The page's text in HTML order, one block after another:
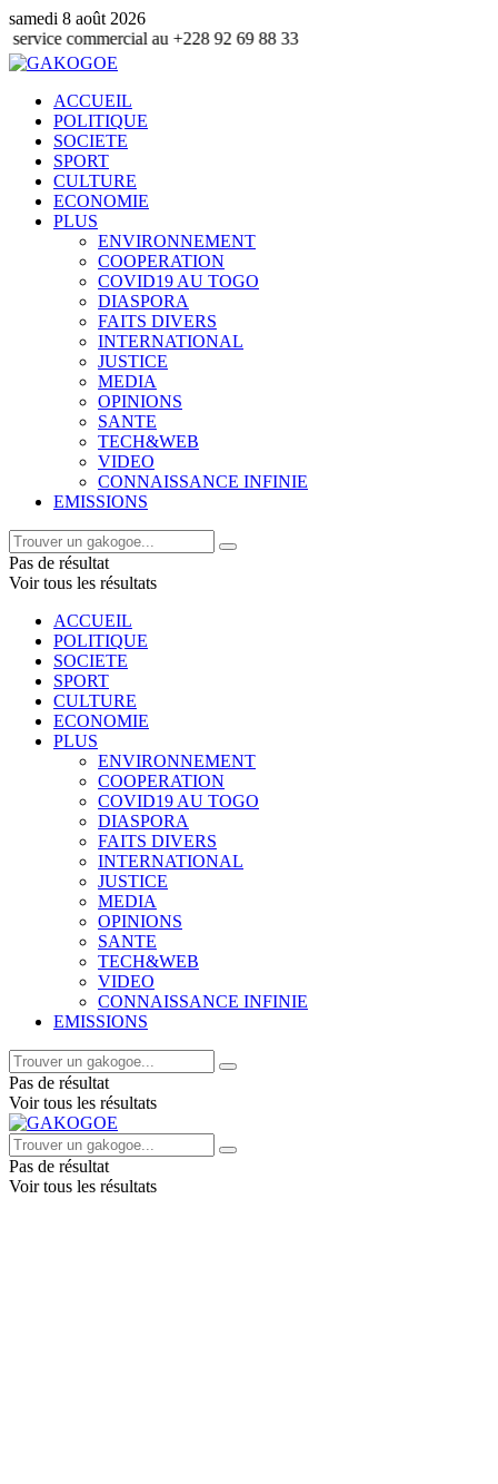
samedi 8 août 2026
au +228 92 69 88 33
ACCUEIL
POLITIQUE
SOCIETE
SPORT
CULTURE
ECONOMIE
PLUS
ENVIRONNEMENT
COOPERATION
COVID19 AU TOGO
DIASPORA
FAITS DIVERS
INTERNATIONAL
JUSTICE
MEDIA
OPINIONS
SANTE
TECH&WEB
VIDEO
CONNAISSANCE INFINIE
EMISSIONS
Pas de résultat
Voir tous les résultats
ACCUEIL
POLITIQUE
SOCIETE
SPORT
CULTURE
ECONOMIE
PLUS
ENVIRONNEMENT
COOPERATION
COVID19 AU TOGO
DIASPORA
FAITS DIVERS
INTERNATIONAL
JUSTICE
MEDIA
OPINIONS
SANTE
TECH&WEB
VIDEO
CONNAISSANCE INFINIE
EMISSIONS
Pas de résultat
Voir tous les résultats
Pas de résultat
Voir tous les résultats